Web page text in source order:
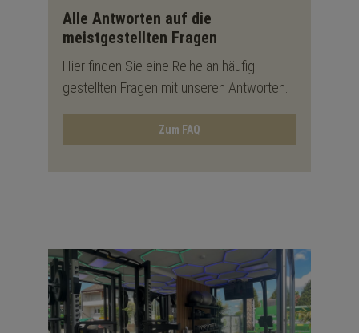
Alle Antworten auf die
meistgestellten Fragen
Hier finden Sie eine Reihe an häufig
gestellten Fragen mit unseren Antworten.
Zum FAQ